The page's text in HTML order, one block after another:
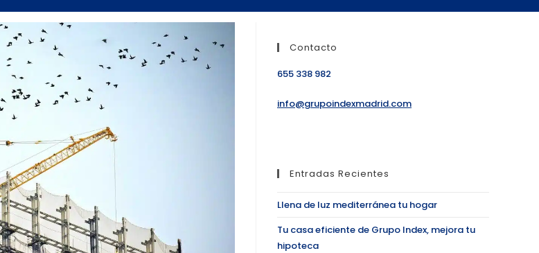
Contacto
655 338 982
info@grupoindexmadrid.com
Entradas Recientes
Llena de luz mediterránea tu hogar
Tu casa eficiente de Grupo Index, mejora tu
hipoteca